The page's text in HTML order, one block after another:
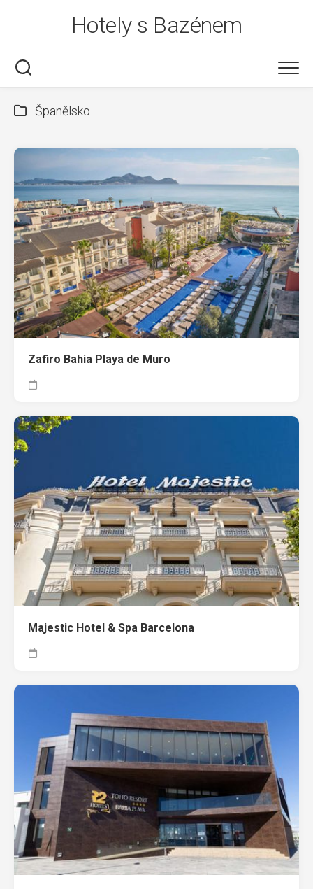
Hotely s Bazénem
Španělsko
Zafiro Bahia Playa de Muro
Majestic Hotel & Spa Barcelona